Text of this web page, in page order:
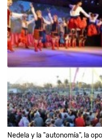
Nedela y la "autonomía", la